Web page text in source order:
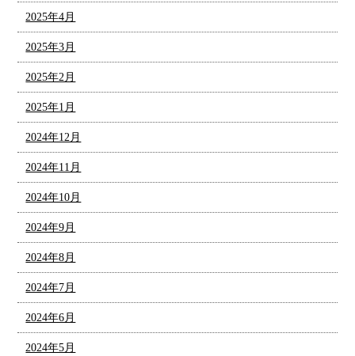
2025年4月
2025年3月
2025年2月
2025年1月
2024年12月
2024年11月
2024年10月
2024年9月
2024年8月
2024年7月
2024年6月
2024年5月